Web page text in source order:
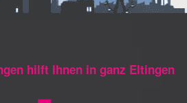
hilft Ihnen in ganz Eltingen